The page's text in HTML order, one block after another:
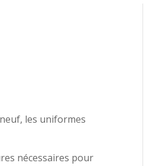
les uniformes
nécessaires pour